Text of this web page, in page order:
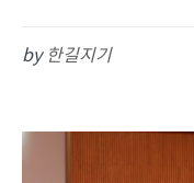
by 한길지기